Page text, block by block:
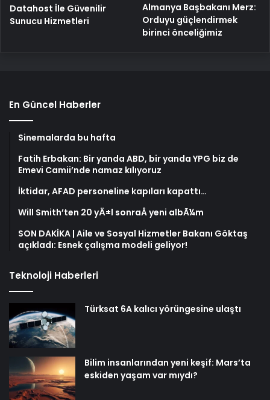
Datahost İle Güvenilir
Sunucu Hizmetleri
Almanya Başbakanı Merz:
Orduyu güçlendirmek
birinci önceliğimiz
En Güncel Haberler
Sinemalarda bu hafta
Fatih Erbakan: Bir yanda ABD, bir yanda YPG biz de
Emevi Camii’nde namaz kılıyoruz
İktidar, AFAD personeline kapıları kapattı…
Will Smith’ten 20 yÄ±l sonraÂ yeni albÃ¼m
SON DAKİKA | Aile ve Sosyal Hizmetler Bakanı Göktaş
açıkladı: Esnek çalışma modeli geliyor!
Teknoloji Haberleri
Türksat 6A kalıcı yörüngesine ulaştı
Bilim insanlarından yeni keşif: Mars’ta
eskiden yaşam var mıydı?